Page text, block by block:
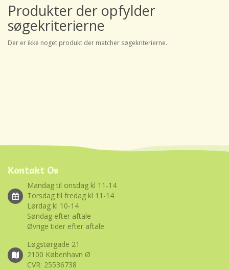
Produkter der opfylder
søgekriterierne
Der er ikke noget produkt der matcher søgekriterierne.
Kontakt Os
Mandag til onsdag kl 11-14
Torsdag til fredag kl 11-14
Lørdag kl 10-14
Søndag efter aftale
Øvrige tider efter aftale
Løgstørgade 21
2100 København Ø
CVR: 25536738